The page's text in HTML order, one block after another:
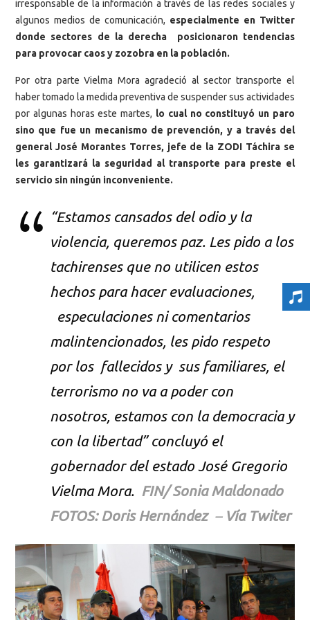
irresponsable de la información a través de las redes sociales y
algunos medios de comunicación, especialmente en Twitter
donde sectores de la derecha posicionaron tendencias
para provocar caos y zozobra en la población.
Por otra parte Vielma Mora agradeció al sector transporte el
haber tomado la medida preventiva de suspender sus actividades
por algunas horas este martes, lo cual no constituyó un paro
sino que fue un mecanismo de prevención, y a través del
general José Morantes Torres, jefe de la ZODI Táchira se
les garantizará la seguridad al transporte para preste el
servicio sin ningún inconveniente.
“Estamos cansados del odio y la
violencia, queremos paz. Les pido a los
tachirenses que no utilicen estos
hechos para hacer evaluaciones,
especulaciones ni comentarios
malintencionados, les pido respeto
por los fallecidos y sus familiares, el
terrorismo no va a poder con
nosotros, estamos con la democracia y
con la libertad” concluyó el
gobernador del estado José Gregorio
Vielma Mora. FIN/ Sonia Maldonado
FOTOS: Doris Hernández– Vía Twiter